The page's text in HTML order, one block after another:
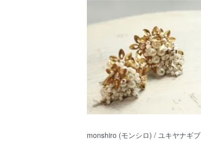
monshiro (モンシロ) / ユキヤナギブ